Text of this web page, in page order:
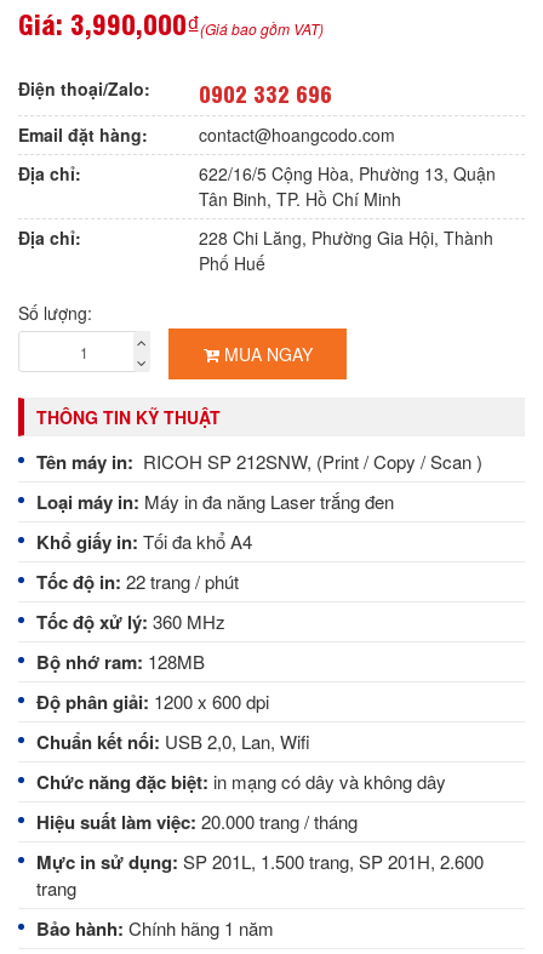
Giá: 3,990,000₫(Giá bao gồm VAT)
Điện thoại/Zalo: 0902 332 696
Email đặt hàng:
contact@hoangcodo.com
Địa chỉ:
622/16/5 Cộng Hòa, Phường 13, Quận
Tân Binh, TP. Hồ Chí Minh
Địa chỉ:
228 Chi Lăng, Phường Gia Hội, Thành
Phố Huế
Số lượng:
MUA NGAY
THÔNG TIN KỸ THUẬT
Tên máy in: RICOH SP 212SNW, (Print / Copy / Scan )
Loại máy in: Máy in đa năng Laser trắng đen
Khổ giấy in: Tối đa khổ A4
Tốc độ in: 22 trang / phút
Tốc độ xử lý: 360 MHz
Bộ nhớ ram: 128MB
Độ phân giải: 1200 x 600 dpi
Chuẩn kết nối: USB 2,0, Lan, Wifi
Chức năng đặc biệt: in mạng có dây và không dây
Hiệu suất làm việc: 20.000 trang / tháng
Mực in sử dụng: SP 201L, 1.500 trang, SP 201H, 2.600
trang
Bảo hành: Chính hãng 1 năm